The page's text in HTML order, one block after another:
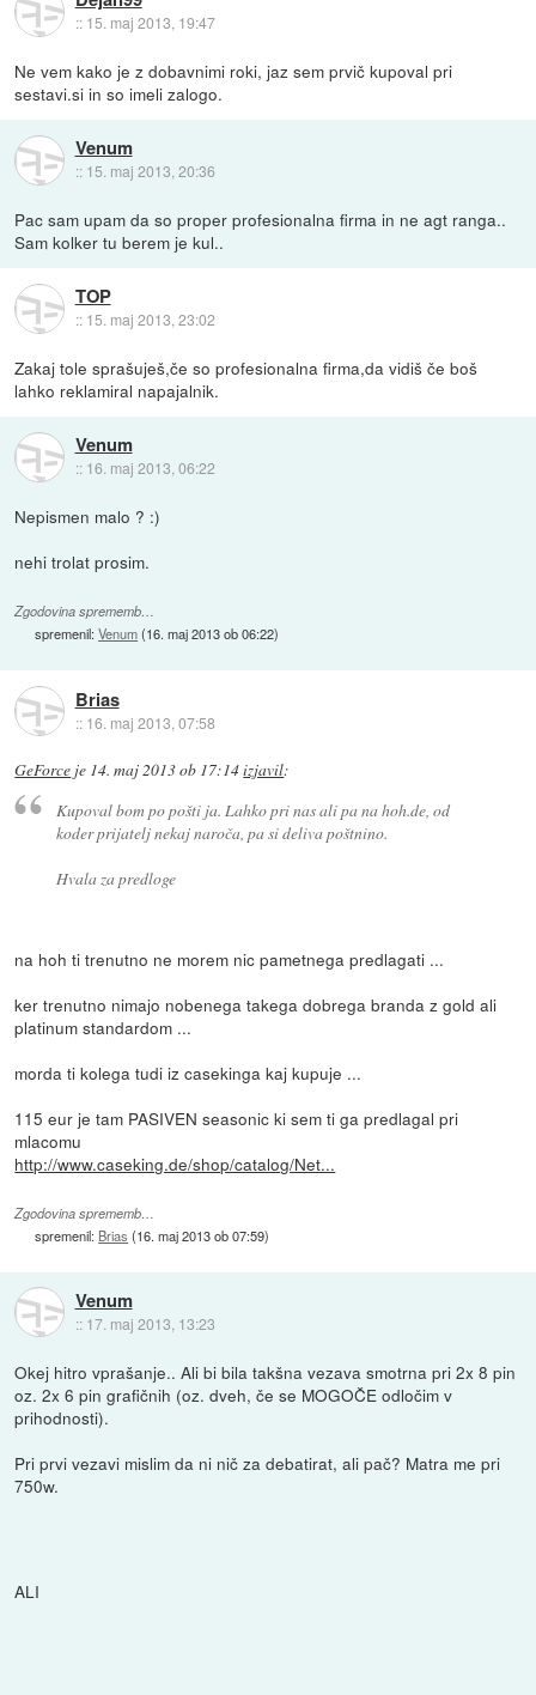
:: 15. maj 2013, 19:47
Ne vem kako je z dobavnimi roki, jaz sem prvič kupoval pri
sestavi.si in so imeli zalogo.
Venum
:: 15. maj 2013, 20:36
Pac sam upam da so proper profesionalna firma in ne agt ranga..
Sam kolker tu berem je kul..
TOP
:: 15. maj 2013, 23:02
Zakaj tole sprašuješ,če so profesionalna firma,da vidiš če boš
lahko reklamiral napajalnik.
Venum
:: 16. maj 2013, 06:22
Nepismen malo ? :)
nehi trolat prosim.
Zgodovina sprememb…
spremenil:Venum(16. maj 2013 ob 06:22)
Brias
:: 16. maj 2013, 07:58
GeForce je 14. maj 2013 ob 17:14izjavil:
Kupoval bom po pošti ja. Lahko pri nas ali pa na hoh.de, od
koder prijatelj nekaj naroča, pa si deliva poštnino.
Hvala za predloge
na hoh ti trenutno ne morem nic pametnega predlagati ...
ker trenutno nimajo nobenega takega dobrega branda z gold ali
platinum standardom ...
morda ti kolega tudi iz casekinga kaj kupuje ...
115 eur je tam PASIVEN seasonic ki sem ti ga predlagal pri
mlacomu
http://www.caseking.de/shop/catalog/Net...
Zgodovina sprememb…
spremenil: Brias (16. maj 2013 ob 07:59)
Venum
:: 17. maj 2013, 13:23
Okej hitro vprašanje.. Ali bi bila takšna vezava smotrna pri 2x 8 pin
oz. 2x 6 pin grafičnih (oz. dveh, če se MOGOČE odločim v
prihodnosti).
Pri prvi vezavi mislim da ni nič za debatirat, ali pač? Matra me pri
750w.
ALI